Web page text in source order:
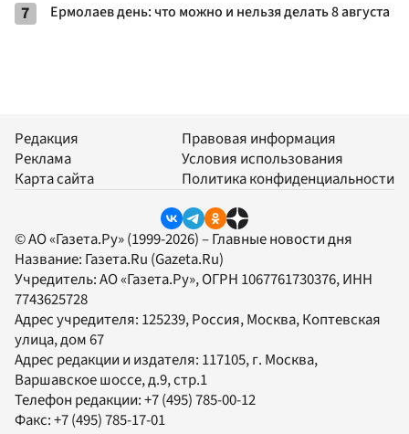
7 Ермолаев день: что можно и нельзя делать 8 августа
Редакция
Реклама
Карта сайта
Правовая информация
Условия использования
Политика конфиденциальности
© АО «Газета.Ру» (1999-2026) – Главные новости дня
Название: Газета.Ru (Gazeta.Ru)
Учредитель:АО «Газета.Ру», ОГРН 1067761730376, ИНН
7743625728
Адрес учредителя: 125239, Россия, Москва, Коптевская
улица, дом 67
Адрес редакции и издателя: 117105, г. Москва,
Варшавское шоссе, д.9, стр.1
Телефон редакции:+7 (495) 785-00-12
Факс:+7 (495) 785-17-01